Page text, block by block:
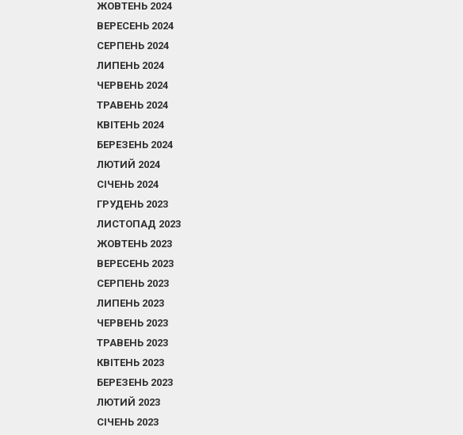
ЖОВТЕНЬ 2024
ВЕРЕСЕНЬ 2024
СЕРПЕНЬ 2024
ЛИПЕНЬ 2024
ЧЕРВЕНЬ 2024
ТРАВЕНЬ 2024
КВІТЕНЬ 2024
БЕРЕЗЕНЬ 2024
ЛЮТИЙ 2024
СІЧЕНЬ 2024
ГРУДЕНЬ 2023
ЛИСТОПАД 2023
ЖОВТЕНЬ 2023
ВЕРЕСЕНЬ 2023
СЕРПЕНЬ 2023
ЛИПЕНЬ 2023
ЧЕРВЕНЬ 2023
ТРАВЕНЬ 2023
КВІТЕНЬ 2023
БЕРЕЗЕНЬ 2023
ЛЮТИЙ 2023
СІЧЕНЬ 2023